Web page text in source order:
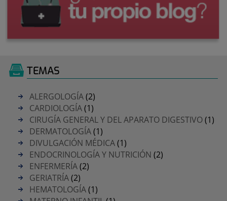
TEMAS
ALERGOLOGÍA(2)
CARDIOLOGÍA(1)
CIRUGÍA GENERAL Y DEL APARATO DIGESTIVO(1)
DERMATOLOGÍA(1)
DIVULGACIÓN MÉDICA(1)
ENDOCRINOLOGÍA Y NUTRICIÓN (2)
ENFERMERÍA(2)
GERIATRÍA(2)
HEMATOLOGÍA(1)